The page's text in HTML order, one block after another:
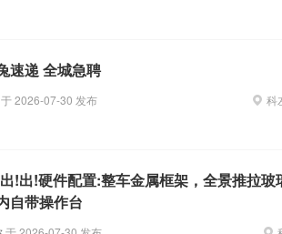
速递 全城急聘
于2026-07-30 发布 科
!出!硬件配置:整车金属框架，全景推拉玻
自带操作台